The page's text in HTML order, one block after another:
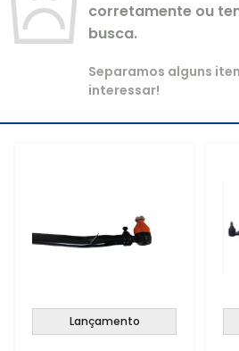
corretamente ou
busca.
Separamos alguns
interessar!
Lançamento